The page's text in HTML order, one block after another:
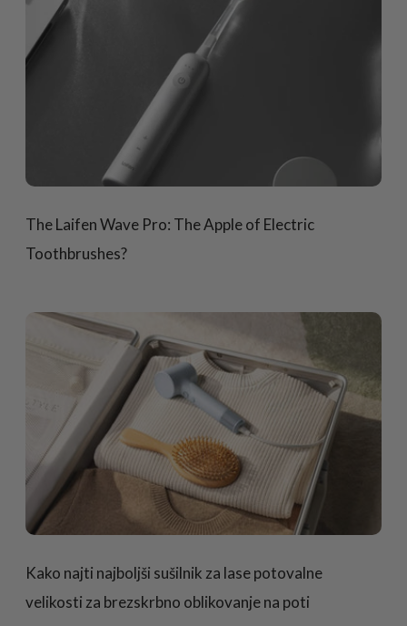
The Laifen Wave Pro: The Apple of Electric
Toothbrushes?
Kako najti najboljši sušilnik za lase potovalne
velikosti za brezskrbno oblikovanje na poti